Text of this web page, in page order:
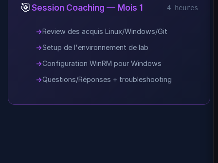
🎯Session Coaching — Mois 1 4 heures
Review des acquis Linux/Windows/Git
Setup de l'environnement de lab
Configuration WinRM pour Windows
Questions/Réponses + troubleshooting